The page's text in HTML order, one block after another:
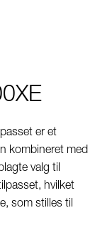
er et
kombineret med
valg til
hvilket
som stilles til